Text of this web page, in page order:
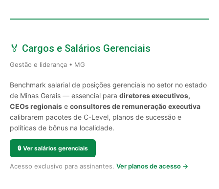
🏅 Cargos e Salários Gerenciais
Gestão e liderança • MG
Benchmark salarial de posições gerenciais no setor no estado
de Minas Gerais — essencial para diretores executivos,
CEOs regionais e consultores de remuneração executiva
calibrarem pacotes de C-Level, planos de sucessão e
políticas de bônus na localidade.
🔒 Ver salários gerenciais
Acesso exclusivo para assinantes. Ver planos de acesso →